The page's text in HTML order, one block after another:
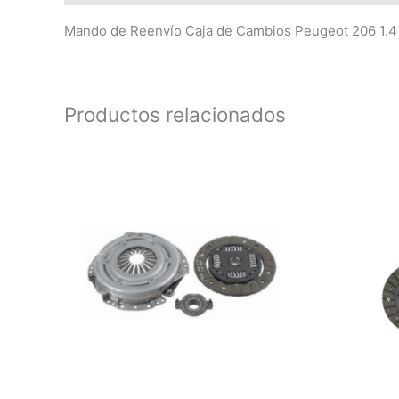
Mando de Reenvío Caja de Cambios Peugeot 206 1.4
Productos relacionados